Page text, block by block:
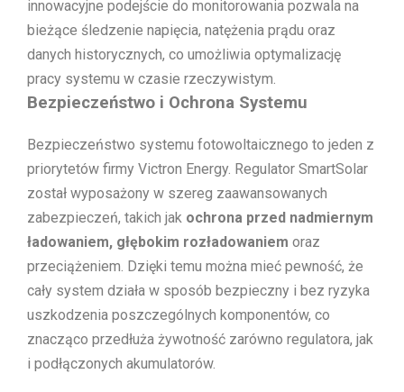
innowacyjne podejście do monitorowania pozwala na
bieżące śledzenie napięcia, natężenia prądu oraz
danych historycznych, co umożliwia optymalizację
pracy systemu w czasie rzeczywistym.
Bezpieczeństwo i Ochrona Systemu
Bezpieczeństwo systemu fotowoltaicznego to jeden z
priorytetów firmy Victron Energy. Regulator SmartSolar
został wyposażony w szereg zaawansowanych
zabezpieczeń, takich jak ochrona przed nadmiernym
ładowaniem, głębokim rozładowaniem oraz
przeciążeniem. Dzięki temu można mieć pewność, że
cały system działa w sposób bezpieczny i bez ryzyka
uszkodzenia poszczególnych komponentów, co
znacząco przedłuża żywotność zarówno regulatora, jak
i podłączonych akumulatorów.